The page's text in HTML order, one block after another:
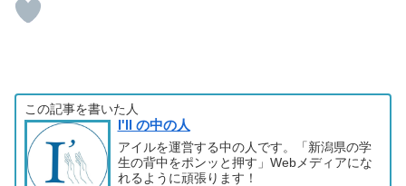
この記事を書いた人
I'll の中の人
アイルを運営する中の人です。「新潟県の学
生の背中をポンッと押す」Webメディアにな
れるように頑張ります！